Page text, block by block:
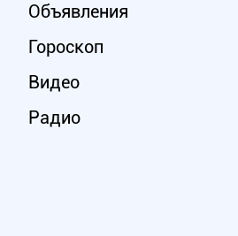
Объявления
Гороскоп
Видео
Радио